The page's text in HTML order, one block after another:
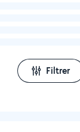
Filtrer